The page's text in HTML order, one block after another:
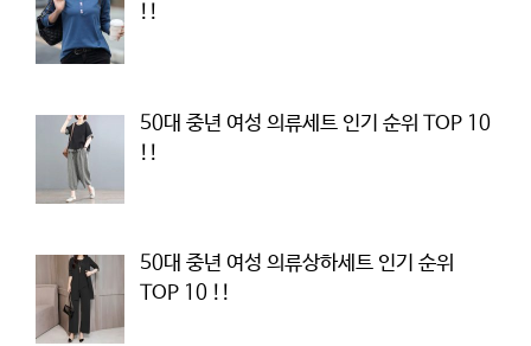
!!
50대 중년 여성 의류세트 인기 순위 TOP 10
!!
50대 중년 여성 의류상하세트 인기 순위
TOP 10 !!